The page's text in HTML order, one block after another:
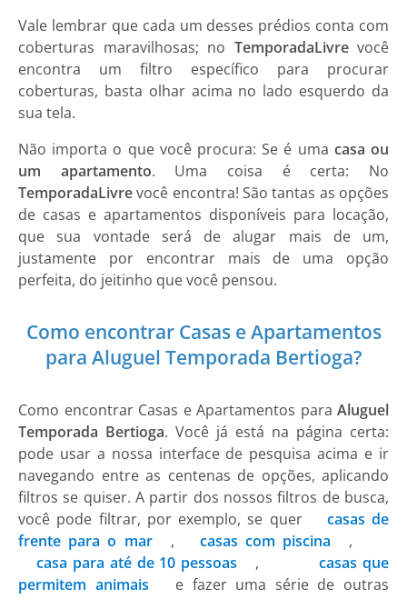
Vale lembrar que cada um desses prédios conta com
coberturas maravilhosas; no TemporadaLivrevocê
encontra um filtro específico para procurar
coberturas, basta olhar acima no lado esquerdo da
sua tela.
Não importa o que você procura: Se é uma casa ou
um apartamento. Uma coisa é certa: No
TemporadaLivrevocê encontra! São tantas as opções
de casas e apartamentos disponíveis para locação,
que sua vontade será de alugar mais de um,
justamente por encontrar mais de uma opção
perfeita, do jeitinho que você pensou.
Como encontrar Casas e Apartamentos
para Aluguel Temporada Bertioga?
Como encontrar Casas e Apartamentos para Aluguel
Temporada Bertioga. Você já está na página certa:
pode usar a nossa interface de pesquisa acima e ir
navegando entre as centenas de opções, aplicando
filtros se quiser. A partir dos nossos filtros de busca,
você pode filtrar, por exemplo, se quer
casas de
frente para o mar
, casas com piscina
,
casa para até de 10 pessoas
,
casas que
permitem animais
e fazer uma série de outras